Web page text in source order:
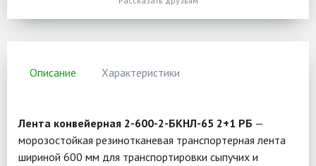
Описание Характеристики
Лента конвейерная 2-600-2-БКНЛ-65 2+1 РБ —
морозостойкая резинотканевая транспортерная лента
шириной 600 мм для транспортировки сыпучих и